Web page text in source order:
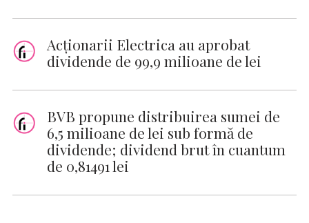
Acționarii Electrica au aprobat
dividende de 99,9 milioane de lei
BVB propune distribuirea sumei de
6,5 milioane de lei sub formă de
dividende; dividend brut în cuantum
de 0,81491 lei